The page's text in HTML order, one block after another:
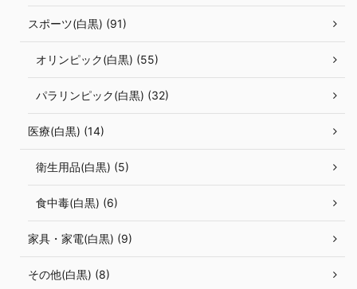
スポーツ(白黒) (91)
オリンピック(白黒) (55)
パラリンピック(白黒) (32)
医療(白黒) (14)
衛生用品(白黒) (5)
食中毒(白黒) (6)
家具・家電(白黒) (9)
その他(白黒) (8)